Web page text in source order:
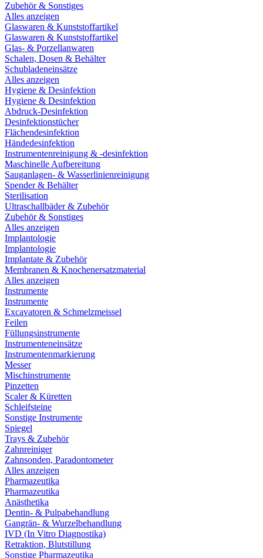
Zubehör & Sonstiges
Alles anzeigen
Glaswaren & Kunststoffartikel
Glaswaren & Kunststoffartikel
Glas- & Porzellanwaren
Schalen, Dosen & Behälter
Schubladeneinsätze
Alles anzeigen
Hygiene & Desinfektion
Hygiene & Desinfektion
Abdruck-Desinfektion
Desinfektionstücher
Flächendesinfektion
Händedesinfektion
Instrumentenreinigung & -desinfektion
Maschinelle Aufbereitung
Sauganlagen- & Wasserlinienreinigung
Spender & Behälter
Sterilisation
Ultraschallbäder & Zubehör
Zubehör & Sonstiges
Alles anzeigen
Implantologie
Implantologie
Implantate & Zubehör
Membranen & Knochenersatzmaterial
Alles anzeigen
Instrumente
Instrumente
Excavatoren & Schmelzmeissel
Feilen
Füllungsinstrumente
Instrumenteneinsätze
Instrumentenmarkierung
Messer
Mischinstrumente
Pinzetten
Scaler & Küretten
Schleifsteine
Sonstige Instrumente
Spiegel
Trays & Zubehör
Zahnreiniger
Zahnsonden, Paradontometer
Alles anzeigen
Pharmazeutika
Pharmazeutika
Anästhetika
Dentin- & Pulpabehandlung
Gangrän- & Wurzelbehandlung
IVD (In Vitro Diagnostika)
Retraktion, Blutstillung
Sonstige Pharmazeutika